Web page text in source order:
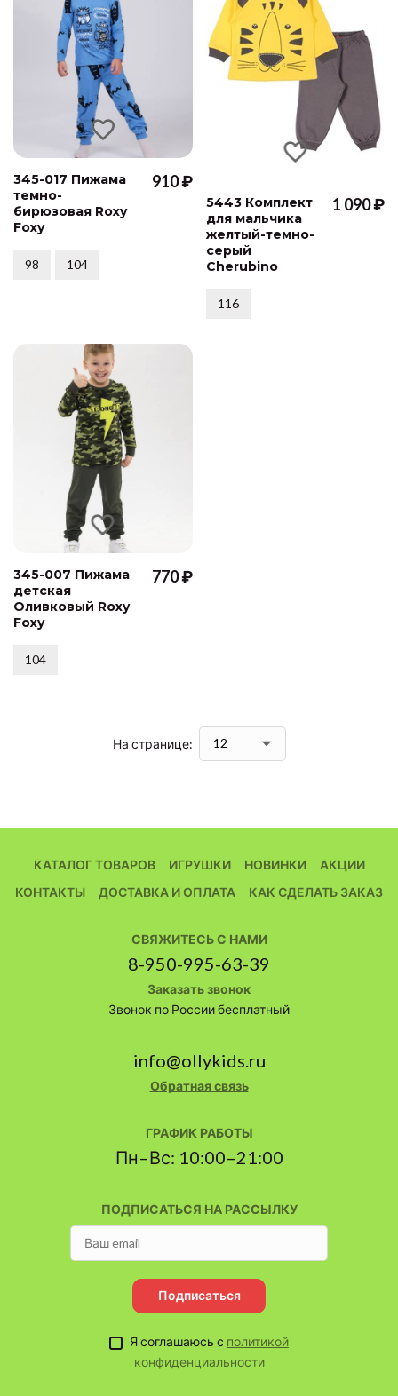
345-017 Пижама
темно-
бирюзовая Roxy
Foxy
910 ₽
98 104
5443 Комплект
для мальчика
желтый-темно-
серый
Cherubino
1 090 ₽
116
345-007 Пижама
детская
Оливковый Roxy
Foxy
770 ₽
104
На странице:
КАТАЛОГ ТОВАРОВ ИГРУШКИ НОВИНКИ
АКЦИИ
КОНТАКТЫ
ДОСТАВКА И ОПЛАТА КАК СДЕЛАТЬ ЗАКАЗ
ПОДПИСАТЬСЯ НА РАССЫЛКУ
Подписаться
Я соглашаюсь с политикой
конфиденциальности
СВЯЖИТЕСЬ С НАМИ
8-950-995-63-39
Заказать звонок
Звонок по России бесплатный
info@ollykids.ru
Обратная связь
ГРАФИК РАБОТЫ
Пн–Вс: 10:00–21:00